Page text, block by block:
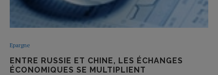
Epargne
ENTRE RUSSIE ET CHINE, LES ÉCHANGES
ÉCONOMIQUES SE MULTIPLIENT